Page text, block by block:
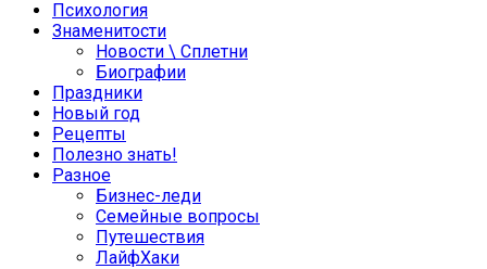
Психология
Знаменитости
Новости \ Сплетни
Биографии
Праздники
Новый год
Рецепты
Полезно знать!
Разное
Бизнес-леди
Семейные вопросы
Путешествия
ЛайфХаки